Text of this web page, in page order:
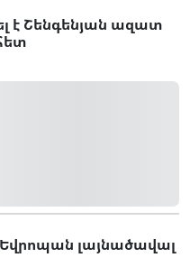
Շենգենյան ազատ
Եվրոպան լայնածավալ